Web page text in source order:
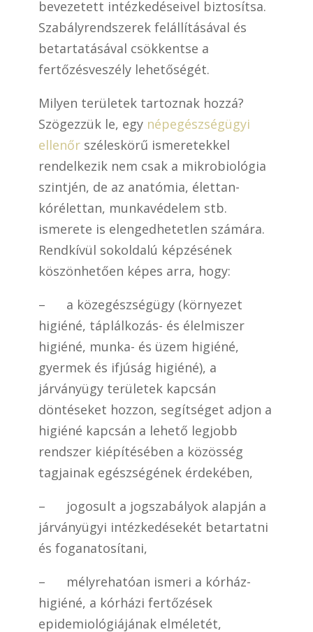
bevezetett intézkedéseivel biztosítsa.
Szabályrendszerek felállításával és
betartatásával csökkentse a
fertőzésveszély lehetőségét.
Milyen területek tartoznak hozzá?
Szögezzük le, egy népegészségügyi
ellenőrszéleskörű ismeretekkel
rendelkezik nem csak a mikrobiológia
szintjén, de az anatómia, élettan-
kórélettan, munkavédelem stb.
ismerete is elengedhetetlen számára.
Rendkívül sokoldalú képzésének
köszönhetően képes arra, hogy:
– a közegészségügy (környezet
higiéné, táplálkozás- és élelmiszer
higiéné, munka- és üzem higiéné,
gyermek és ifjúság higiéné), a
járványügy területek kapcsán
döntéseket hozzon, segítséget adjon a
higiéné kapcsán a lehető legjobb
rendszer kiépítésében a közösség
tagjainak egészségének érdekében,
– jogosult a jogszabályok alapján a
járványügyi intézkedésekét betartatni
és foganatosítani,
– mélyrehatóan ismeri a kórház-
higiéné, a kórházi fertőzések
epidemiológiájának elméletét,